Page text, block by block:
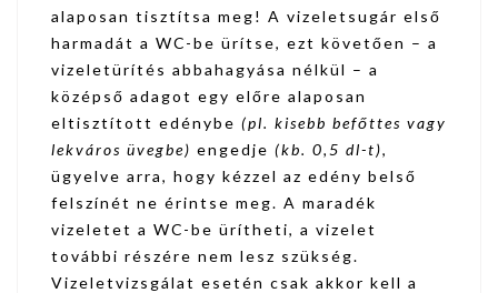
alaposan tisztítsa meg! A vizeletsugár első
harmadát a WC-be ürítse, ezt követően – a
vizeletürítés abbahagyása nélkül – a
középső adagot egy előre alaposan
eltisztított edénybe (pl. kisebb befőttes vagy
lekváros üvegbe) engedje (kb. 0,5 dl-t),
ügyelve arra, hogy kézzel az edény belső
felszínét ne érintse meg. A maradék
vizeletet a WC-be ürítheti, a vizelet
további részére nem lesz szükség.
Vizeletvizsgálat esetén csak akkor kell a